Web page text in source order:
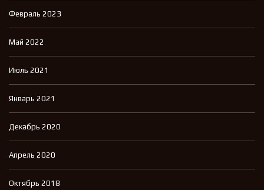
Февраль 2023
Май 2022
Июль 2021
Январь 2021
Декабрь 2020
Апрель 2020
Октябрь 2018